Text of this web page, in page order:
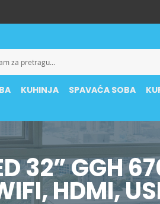
KUHINJA SPAVAĆA SOBA
32” GGH
HDMI,